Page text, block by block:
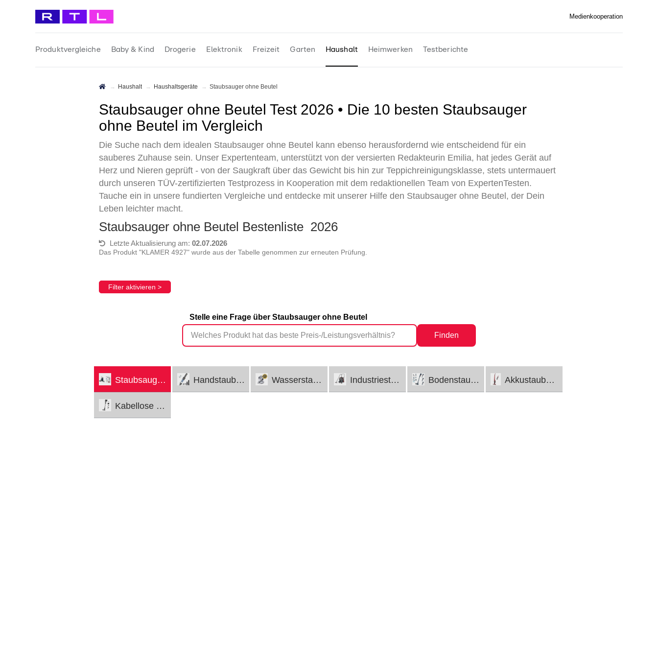
Medienkooperation
Produktvergleiche Baby & Kind Drogerie Elektronik Freizeit Garten Haushalt Heimwerken Testberichte
Haushalt Haushaltsgeräte Staubsauger ohne Beutel
Staubsauger ohne Beutel Test 2026 • Die 10 besten Staubsauger
ohne Beutel im Vergleich
Die Suche nach dem idealen Staubsauger ohne Beutel kann ebenso herausfordernd wie entscheidend für ein
sauberes Zuhause sein. Unser Expertenteam, unterstützt von der versierten Redakteurin Emilia, hat jedes Gerät auf
Herz und Nieren geprüft - von der Saugkraft über das Gewicht bis hin zur Teppichreinigungsklasse, stets untermauert
durch unseren TÜV-zertifizierten Testprozess in Kooperation mit dem redaktionellen Team von ExpertenTesten.
Tauche ein in unsere fundierten Vergleiche und entdecke mit unserer Hilfe den Staubsauger ohne Beutel, der Dein
Leben leichter macht.
Staubsauger ohne Beutel Bestenliste 2026
Letzte Aktualisierung am: 02.07.2026
Das Produkt "KLAMER 4927" wurde aus der Tabelle genommen zur erneuten Prüfung.
Filter aktivieren >
Stelle eine Frage über Staubsauger ohne Beutel
Finden
Staubsauger ohne Beutel Handstaubsauger Wasserstaubsauger Industriestaubsauger Bodenstaubsauger Akkustaubsauger
Kabellose Staubsauger